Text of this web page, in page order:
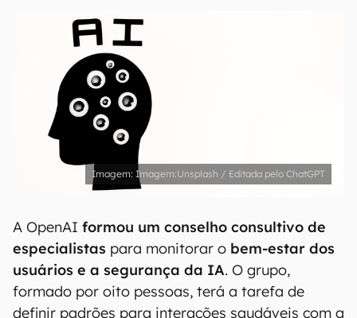
Imagem:Unsplash / Editada pelo ChatGPT
A OpenAI formou um conselho consultivo de
especialistas para monitorar o bem-estar dos
usuários e a segurança da IA. O grupo,
formado por oito pessoas, terá a tarefa de
definir padrões para interações saudáveis ​​com a